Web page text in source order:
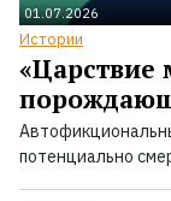
01.07.2026
Истории
«Царствие
потенциально